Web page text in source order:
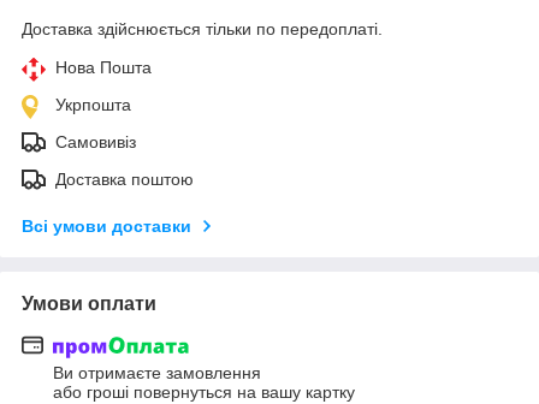
Доставка здійснюється тільки по передоплаті.
Нова Пошта
Укрпошта
Самовивіз
Доставка поштою
Всі умови доставки
Умови оплати
Ви отримаєте замовлення
або гроші повернуться на вашу картку